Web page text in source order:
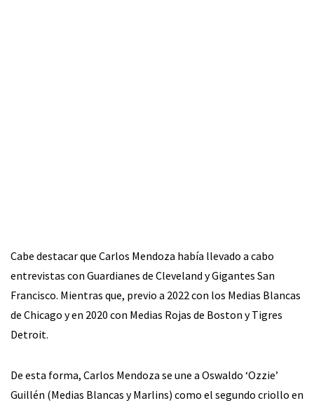
Cabe destacar que Carlos Mendoza había llevado a cabo
entrevistas con Guardianes de Cleveland y Gigantes San
Francisco. Mientras que, previo a 2022 con los Medias Blancas
de Chicago y en 2020 con Medias Rojas de Boston y Tigres
Detroit.
De esta forma, Carlos Mendoza se une a Oswaldo ‘Ozzie’
Guillén (Medias Blancas y Marlins) como el segundo criollo en